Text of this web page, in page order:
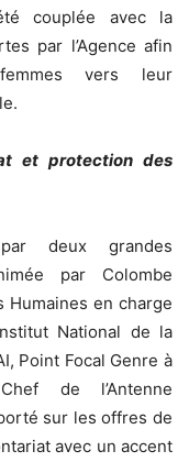
couplée avec la
par l’Agence afin
vers leur
et protection des
deux grandes
par Colombe
Humaines en charge
National de la
Point Focal Genre à
de l’Antenne
sur les offres de
avec un accent